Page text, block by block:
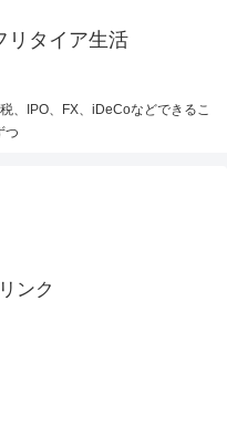
リタイア生活
、IPO、FX、iDeCoなどできるこ
つ
ンク